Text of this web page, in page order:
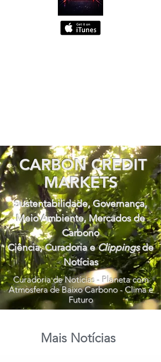
CARBON CREDIT
MARKETS
Sustentabilidade, Governança,
Meio Ambiente, Mercados de
Carbono
Ciência, Curadoria eClippingsde
Notícias
Curadoria de Notícias - Planeta com
Atmosfera de Baixo Carbono - Clima e
Futuro
Mais Notícias